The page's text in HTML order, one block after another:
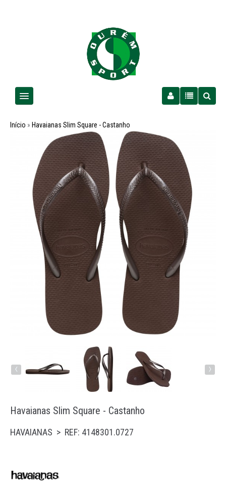
Homem
Senhora
Criança
PROMOÇÕES
Futebol
Running
Natação
Início » Havaianas Slim Square - Castanho
‹ ›
Havaianas Slim Square - Castanho
HAVAIANAS > REF: 4148301.0727